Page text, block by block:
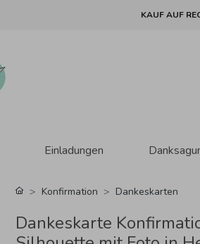
KAUF AUF
Einladungen
Konfirmation Dankeskarten
Dankeskarte